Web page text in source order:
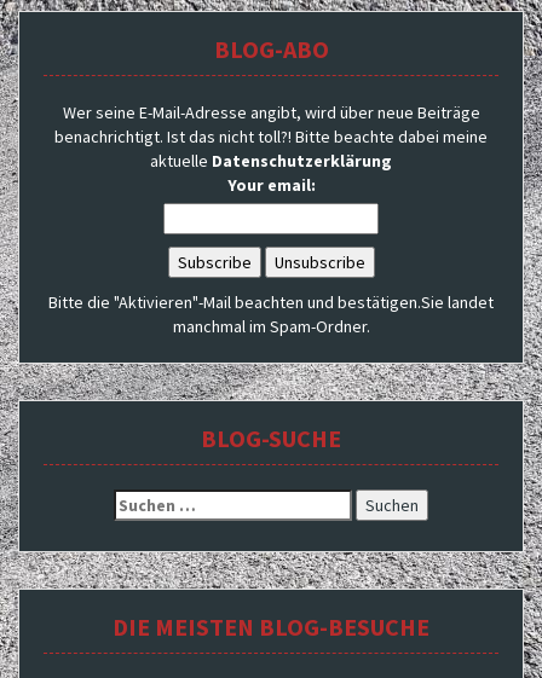
BLOG-ABO
Wer seine E-Mail-Adresse angibt, wird über neue Beiträge
benachrichtigt. Ist das nicht toll?! Bitte beachte dabei meine
aktuelle Datenschutzerklärung
Your email:
Bitte die "Aktivieren"-Mail beachten und bestätigen.Sie landet
manchmal im Spam-Ordner.
BLOG-SUCHE
Suchen
nach:
DIE MEISTEN BLOG-BESUCHE